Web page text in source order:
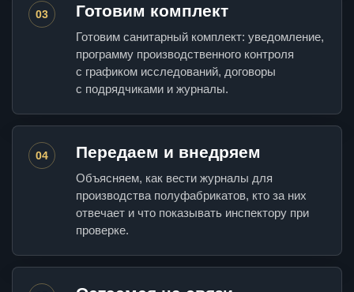
03 Готовим комплект
Готовим санитарный комплект: уведомление,
программу производственного контроля
с графиком исследований, договоры
с подрядчиками и журналы.
04 Передаем и внедряем
Объясняем, как вести журналы для
производства полуфабрикатов, кто за них
отвечает и что показывать инспектору при
проверке.